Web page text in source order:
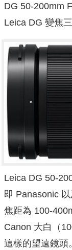
DG 50-200mm
Leica DG 變焦
Leica DG 50-
即 Panasonic
焦距為 100-
Canon 大白（
這樣的望遠鏡頭。